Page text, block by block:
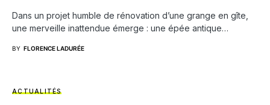
Dans un projet humble de rénovation d’une grange en gîte,
une merveille inattendue émerge : une épée antique…
BY FLORENCE LADURÉE
ACTUALITÉS